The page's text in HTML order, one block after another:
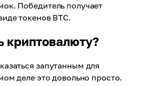
Победитель получает
токенов BTC.
криптовалюту?
запутанным для
деле это довольно просто.